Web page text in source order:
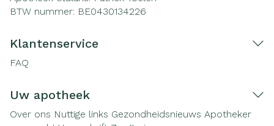
BTW nummer: BE0430134226
Klantenservice
FAQ
Uw apotheek
Over ons Nuttige links Gezondheidsnieuws Apotheker